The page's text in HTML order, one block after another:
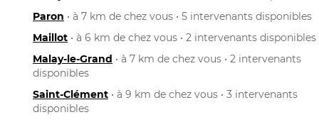
Paron • à 7 km de chez vous • 5 intervenants disponibles
Maillot • à 6 km de chez vous • 2 intervenants disponibles
Malay-le-Grand • à 7 km de chez vous • 2 intervenants
disponibles
Saint-Clément • à 9 km de chez vous • 3 intervenants
disponibles